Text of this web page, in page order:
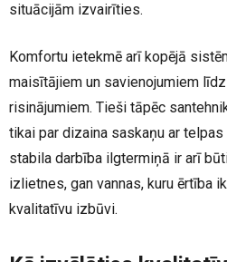
situācijām izvairīties.
Komfortu ietekmē arī kopējā
maisītājiem un savienojumiem
risinājumiem. Tieši tāpēc
tikai par dizaina saskaņu ar
stabila darbība ilgtermiņā ir arī
izlietnes, gan vannas, kuru ērtība
kvalitatīvu izbūvi.